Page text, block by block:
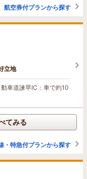
航空券付プランから探す
立地
車道諫早IC：車で約10
てみる
・特急付プランから探す